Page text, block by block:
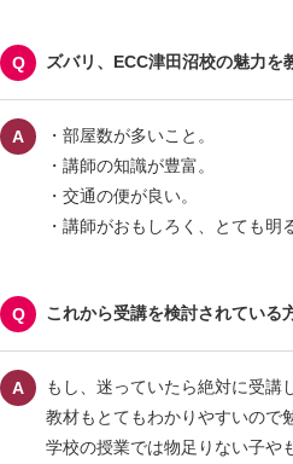
ズバリ、ECC津田沼校の魅力を
・部屋数が多いこと。
・講師の知識が豊富。
・交通の便が良い。
・講師がおもしろく、とても明
これから受講を検討されている
もし、迷っていたら絶対に受講
教材もとてもわかりやすいので
学校の授業では物足りない子や